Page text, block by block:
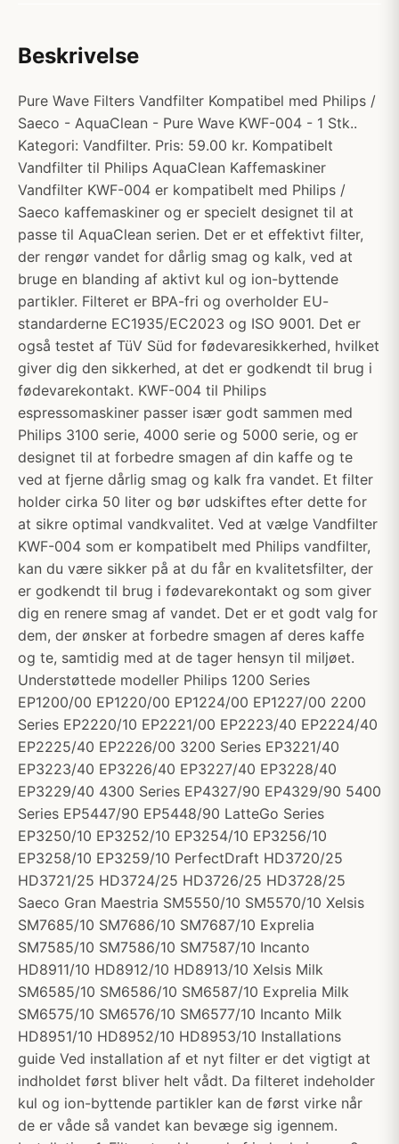
Beskrivelse
Pure Wave Filters Vandfilter Kompatibel med Philips /
Saeco - AquaClean - Pure Wave KWF-004 - 1 Stk..
Kategori: Vandfilter. Pris: 59.00 kr. Kompatibelt
Vandfilter til Philips AquaClean Kaffemaskiner
Vandfilter KWF-004 er kompatibelt med Philips /
Saeco kaffemaskiner og er specielt designet til at
passe til AquaClean serien. Det er et effektivt filter,
der rengør vandet for dårlig smag og kalk, ved at
bruge en blanding af aktivt kul og ion-byttende
partikler. Filteret er BPA-fri og overholder EU-
standarderne EC1935/EC2023 og ISO 9001. Det er
også testet af TüV Süd for fødevaresikkerhed, hvilket
giver dig den sikkerhed, at det er godkendt til brug i
fødevarekontakt. KWF-004 til Philips
espressomaskiner passer især godt sammen med
Philips 3100 serie, 4000 serie og 5000 serie, og er
designet til at forbedre smagen af ​​din kaffe og te
ved at fjerne dårlig smag og kalk fra vandet. Et filter
holder cirka 50 liter og bør udskiftes efter dette for
at sikre optimal vandkvalitet. Ved at vælge Vandfilter
KWF-004 som er kompatibelt med Philips vandfilter,
kan du være sikker på at du får en kvalitetsfilter, der
er godkendt til brug i fødevarekontakt og som giver
dig en renere smag af vandet. Det er et godt valg for
dem, der ønsker at forbedre smagen af ​​deres kaffe
og te, samtidig med at de tager hensyn til miljøet.
Understøttede modeller Philips 1200 Series
EP1200/00 EP1220/00 EP1224/00 EP1227/00 2200
Series EP2220/10 EP2221/00 EP2223/40 EP2224/40
EP2225/40 EP2226/00 3200 Series EP3221/40
EP3223/40 EP3226/40 EP3227/40 EP3228/40
EP3229/40 4300 Series EP4327/90 EP4329/90 5400
Series EP5447/90 EP5448/90 LatteGo Series
EP3250/10 EP3252/10 EP3254/10 EP3256/10
EP3258/10 EP3259/10 PerfectDraft HD3720/25
HD3721/25 HD3724/25 HD3726/25 HD3728/25
Saeco Gran Maestria SM5550/10 SM5570/10 Xelsis
SM7685/10 SM7686/10 SM7687/10 Exprelia
SM7585/10 SM7586/10 SM7587/10 Incanto
HD8911/10 HD8912/10 HD8913/10 Xelsis Milk
SM6585/10 SM6586/10 SM6587/10 Exprelia Milk
SM6575/10 SM6576/10 SM6577/10 Incanto Milk
HD8951/10 HD8952/10 HD8953/10 Installations
guide Ved installation af et nyt filter er det vigtigt at
indholdet først bliver helt vådt. Da filteret indeholder
kul og ion-byttende partikler kan de først virke når
de er våde så vandet kan bevæge sig igennem.